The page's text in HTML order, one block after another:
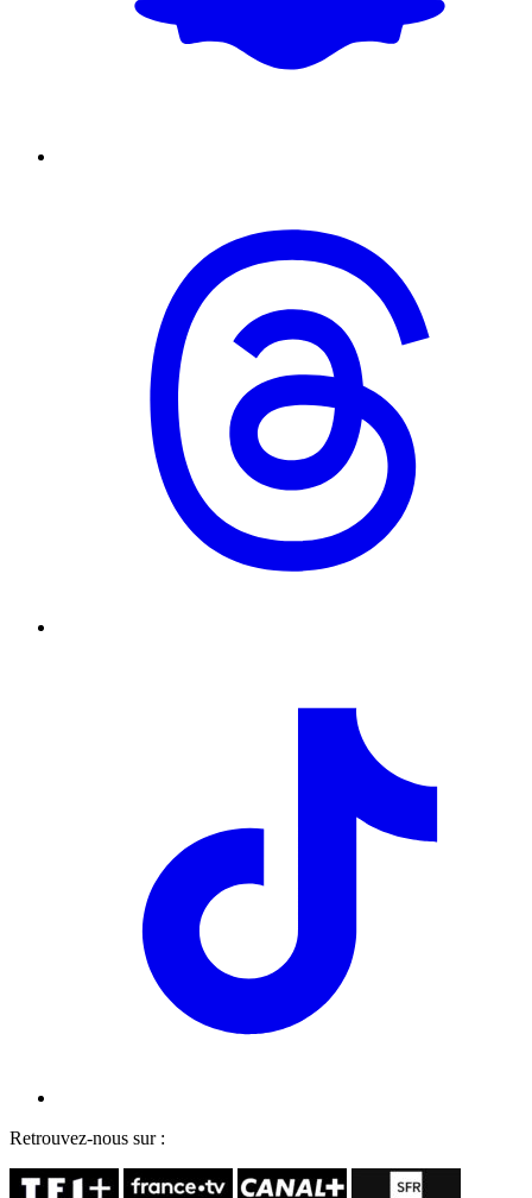
Retrouvez-nous sur :